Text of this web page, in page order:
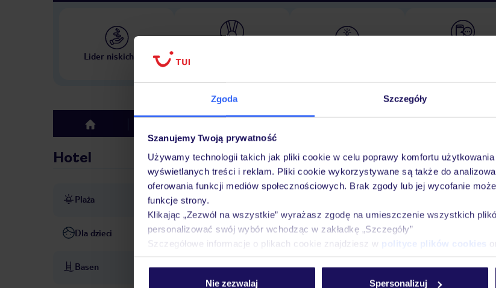
Zgoda Szczegóły
Szanujemy Twoją prywatność
Używamy technologii takich jak pliki cookie w celu poprawy komfortu
wyświetlanych treści i reklam. Pliki cookie wykorzystywane są także do
oferowania funkcji mediów społecznościowych. Brak zgody lub jej wycofanie
funkcje strony.
Klikając „Zezwól na wszystkie” wyrażasz zgodę na umieszczenie wszystkich
personalizować swój wybór wchodząc w zakładkę „Szczegóły”
Szczegółowe informacje o plikach cookie znajdziesz w polityce plików cookies
Nie zezwalaj Spersonalizuj
Lider niskich cen
top
Hotel
Plaża ok. 500 m od plaży
Dla dzieci miniklub
Basen basen zewnętrzny, w cenie basen WaterPark: dla dzieci, w cenie